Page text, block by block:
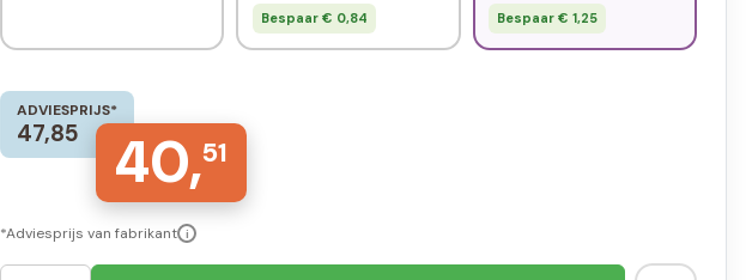
Bespaar € 0,84
Bespaar € 1,25
ADVIESPRIJS*
47,85 40,51
*Adviesprijs van fabrikant i